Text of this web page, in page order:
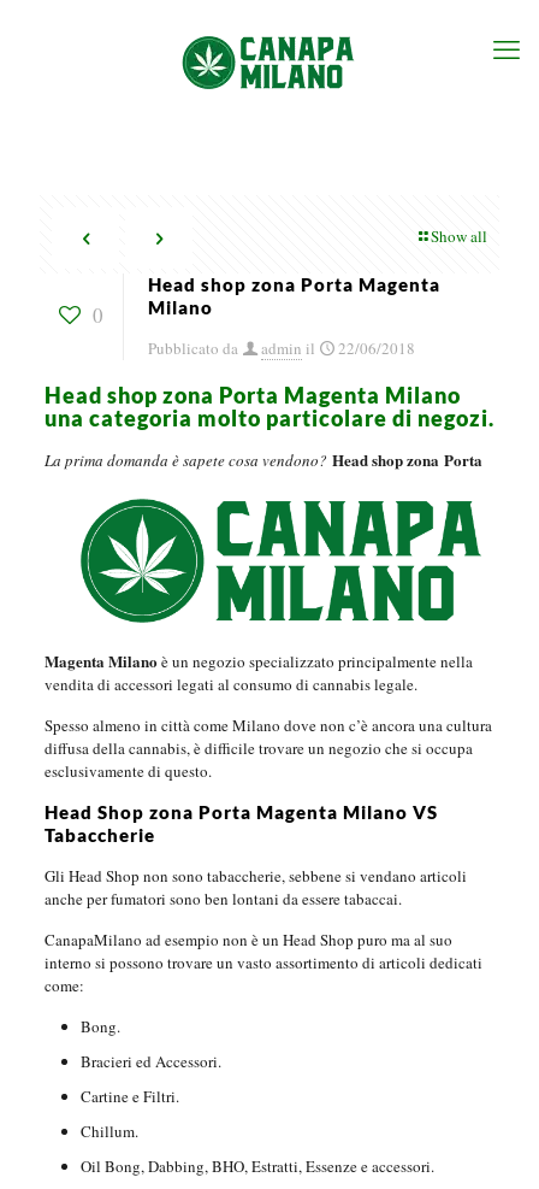
Show all
0
Head shop zona Porta Magenta
Milano
Pubblicato da
admin il 22/06/2018
Head shop zona Porta Magenta Milano
una categoria molto particolare di negozi.
La prima domanda è sapete cosa vendono? Head shop zona Porta
Magenta Milano è un negozio specializzato principalmente nella
vendita di accessori legati al consumo di cannabis legale.
Spesso almeno in città come Milano dove non c’è ancora una cultura
diffusa della cannabis, è difficile trovare un negozio che si occupa
esclusivamente di questo.
Head Shop zona Porta Magenta Milano VS
Tabaccherie
Gli Head Shop non sono tabaccherie, sebbene si vendano articoli
anche per fumatori sono ben lontani da essere tabaccai.
CanapaMilano ad esempio non è un Head Shop puro ma al suo
interno si possono trovare un vasto assortimento di articoli dedicati
come:
Bong.
Bracieri ed Accessori.
Cartine e Filtri.
Chillum.
Oil Bong, Dabbing, BHO, Estratti, Essenze e accessori.